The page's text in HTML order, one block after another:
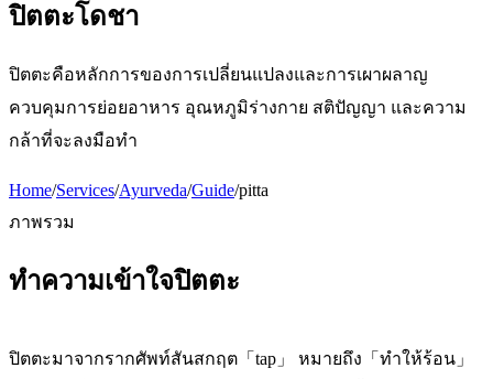
ปิตตะโดชา
ปิตตะคือหลักการของการเปลี่ยนแปลงและการเผาผลาญ
ควบคุมการย่อยอาหาร อุณหภูมิร่างกาย สติปัญญา และความ
กล้าที่จะลงมือทำ
Home/Services/Ayurveda/Guide/pitta
ภาพรวม
ทำความเข้าใจปิตตะ
ปิตตะมาจากรากศัพท์สันสกฤต「tap」 หมายถึง「ทำให้ร้อน」